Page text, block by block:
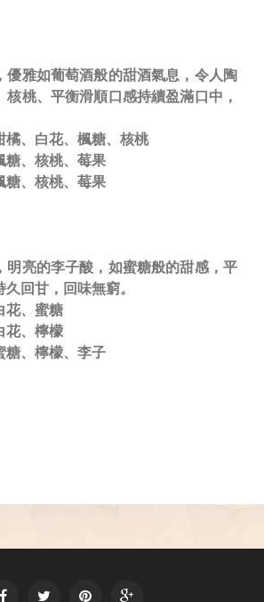
優雅如葡萄酒般的甜酒氣息，令人陶
桃、平衡滑順口感持續盈滿口中，
、白花、楓糖、核桃
、核桃、莓果
、核桃、莓果
明亮的李子酸，如蜜糖般的甜感，平
回甘，回味無窮。
、蜜糖
、檸檬
、檸檬、李子
   